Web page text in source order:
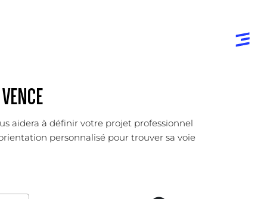
aidera à définir votre projet professionnel
personnalisé pour trouver sa voie